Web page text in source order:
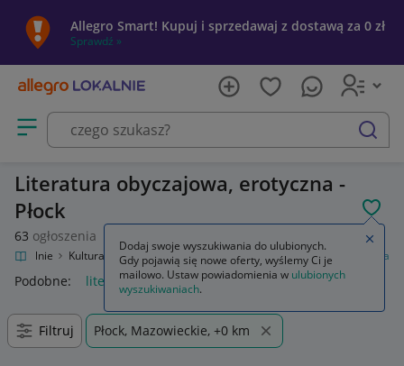
Allegro Smart! Kupuj i sprzedawaj z dostawą za 0 zł
Sprawdź »
Otwórz menu z kategoriami
szukaj
Literatura obyczajowa, erotyczna -
Płock
63 ogłoszenia
Lokalnie Kultura i rozrywka Książki Literatura obyczajowa, erotyczna
Podobne: literatura obyczajowa erotyczna
Filtruj Płock, Mazowieckie, +0 km
Dodaj swoje wyszukiwania do ulubionych.
Gdy pojawią się nowe oferty, wyślemy Ci je
mailowo. Ustaw powiadomienia w ulubionych
wyszukiwaniach.